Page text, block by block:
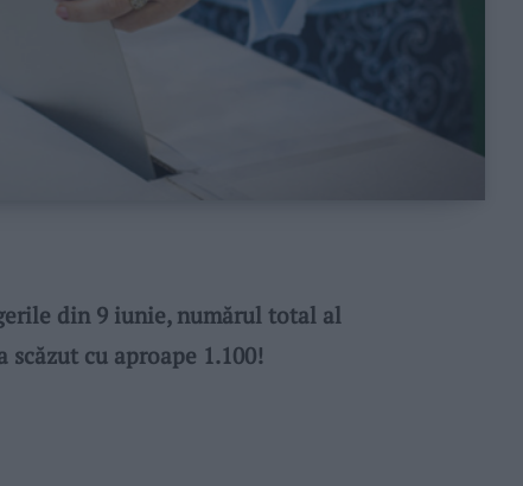
din 9 iunie, numărul total al
cu aproape 1.100!